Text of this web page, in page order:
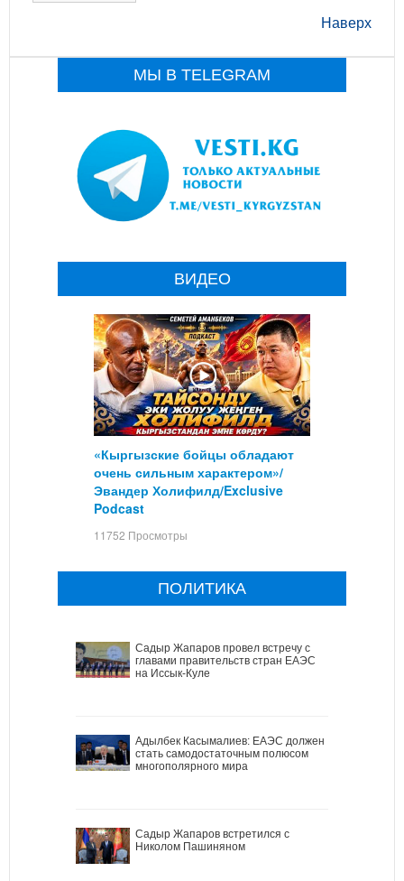
Наверх
МЫ В TELEGRAM
ВИДЕО
«Кыргызские бойцы обладают
очень сильным характером»/
Эвандер Холифилд/Exclusive
Podcast
11752 Просмотры
ПОЛИТИКА
Садыр Жапаров провел встречу с
главами правительств стран ЕАЭС
на Иссык-Куле
Адылбек Касымалиев: ЕАЭС должен
стать самодостаточным полюсом
многополярного мира
Садыр Жапаров встретился с
Николом Пашиняном